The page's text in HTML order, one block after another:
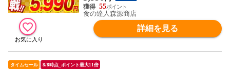
55
食の達人森源商店
詳細を見る
タイムセール 8/8時点_ポイント最大11倍